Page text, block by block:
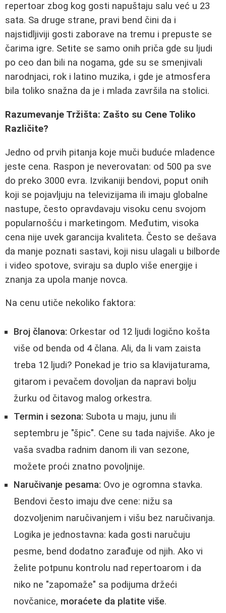
repertoar zbog kog gosti napuštaju salu već u 23
sata. Sa druge strane, pravi bend čini da i
najstidljiviji gosti zaborave na tremu i prepuste se
čarima igre. Setite se samo onih priča gde su ljudi
po ceo dan bili na nogama, gde su se smenjivali
narodnjaci, rok i latino muzika, i gde je atmosfera
bila toliko snažna da je i mlada završila na stolici.
Razumevanje Tržišta: Zašto su Cene Toliko
Različite?
Jedno od prvih pitanja koje muči buduće mladence
jeste cena. Raspon je neverovatan: od 500 pa sve
do preko 3000 evra. Izvikaniji bendovi, poput onih
koji se pojavljuju na televizijama ili imaju globalne
nastupe, često opravdavaju visoku cenu svojom
popularnošću i marketingom. Međutim, visoka
cena nije uvek garancija kvaliteta. Često se dešava
da manje poznati sastavi, koji nisu ulagali u bilborde
i video spotove, sviraju sa duplo više energije i
znanja za upola manje novca.
Na cenu utiče nekoliko faktora:
Broj članova: Orkestar od 12 ljudi logično košta
više od benda od 4 člana. Ali, da li vam zaista
treba 12 ljudi? Ponekad je trio sa klavijaturama,
gitarom i pevačem dovoljan da napravi bolju
žurku od čitavog malog orkestra.
Termin i sezona: Subota u maju, junu ili
septembru je "špic". Cene su tada najviše. Ako je
vaša svadba radnim danom ili van sezone,
možete proći znatno povoljnije.
Naručivanje pesama: Ovo je ogromna stavka.
Bendovi često imaju dve cene: nižu sa
dozvoljenim naručivanjem i višu bez naručivanja.
Logika je jednostavna: kada gosti naručuju
pesme, bend dodatno zarađuje od njih. Ako vi
želite potpunu kontrolu nad repertoarom i da
niko ne "zapomaže" sa podijuma držeći
novčanice, moraćete da platite više.